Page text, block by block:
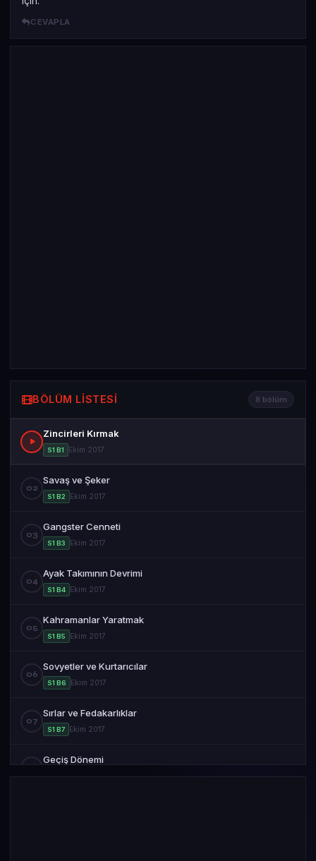
CEVAPLA
BÖLÜM LISTESI 8 bölüm
Zincirleri Kırmak
S1 B1 Ekim 2017
02
Savaş ve Şeker
S1 B2 Ekim 2017
03
Gangster Cenneti
S1 B3 Ekim 2017
04
Ayak Takımının Devrimi
S1 B4 Ekim 2017
05
Kahramanlar Yaratmak
S1 B5 Ekim 2017
06
Sovyetler ve Kurtarıcılar
S1 B6 Ekim 2017
07
Sırlar ve Fedakarlıklar
S1 B7 Ekim 2017
08
Geçiş Dönemi
S1 B8 Ekim 2017